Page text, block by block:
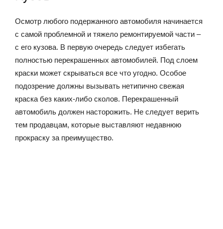
Осмотр любого подержанного автомобиля начинается
с самой проблемной и тяжело ремонтируемой части –
с его кузова. В первую очередь следует избегать
полностью перекрашенных автомобилей. Под слоем
краски может скрываться все что угодно. Особое
подозрение должны вызывать нетипично свежая
краска без каких-либо сколов. Перекрашенный
автомобиль должен насторожить. Не следует верить
тем продавцам, которые выставляют недавнюю
прокраску за преимущество.